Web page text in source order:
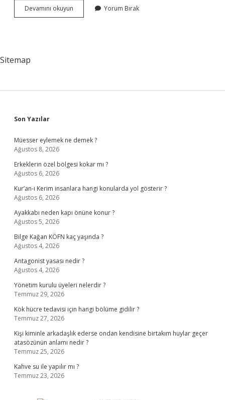
Devamını okuyun Gecekondu
Nasıl
Yorum Bırak
Sitemap
Sidebar
Son Yazılar
Müesser eylemek ne demek ?
Ağustos 8, 2026
Erkeklerin özel bölgesi kokar mı ?
Ağustos 6, 2026
Kur’an-ı Kerim insanlara hangi konularda yol gösterir ?
Ağustos 6, 2026
Ayakkabı neden kapı önüne konur ?
Ağustos 5, 2026
Bilge Kağan KÖFN kaç yaşında ?
Ağustos 4, 2026
Antagonist yasası nedir ?
Ağustos 4, 2026
Yönetim kurulu üyeleri nelerdir ?
Temmuz 29, 2026
Kök hücre tedavisi için hangi bölüme gidilir ?
Temmuz 27, 2026
Kişi kiminle arkadaşlık ederse ondan kendisine birtakım huylar geçer
atasözünün anlamı nedir ?
Temmuz 25, 2026
Kahve su ile yapılır mı ?
Temmuz 23, 2026